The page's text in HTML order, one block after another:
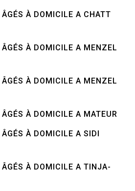
À DOMICILE A CHATT
À DOMICILE A MENZEL
À DOMICILE A MENZEL
À DOMICILE A MATEUR
À DOMICILE A SIDI
ÂGÉS À DOMICILE A TINJA-